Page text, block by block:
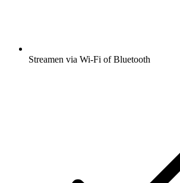
Streamen via Wi-Fi of Bluetooth